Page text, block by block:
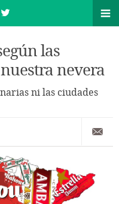
las
nevera
ni las ciudades